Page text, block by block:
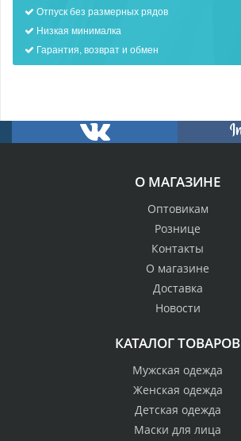
Отпуск без размерных рядов
Низкая минималка
Гарантия, возврат и обмен
О МАГАЗИНЕ
Оптовикам
Рознице
Контакты
О магазине
Доставка
Новости
КАТАЛОГ ТОВАРОВ
Мужская одежда
Женская одежда
Детская одежда
Маски для лица